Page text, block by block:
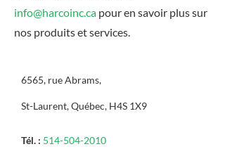
info@harcoinc.ca pour en savoir plus sur
nos produits et services.
6565, rue Abrams,
St-Laurent, Québec, H4S 1X9
Tél. : 514-504-2010